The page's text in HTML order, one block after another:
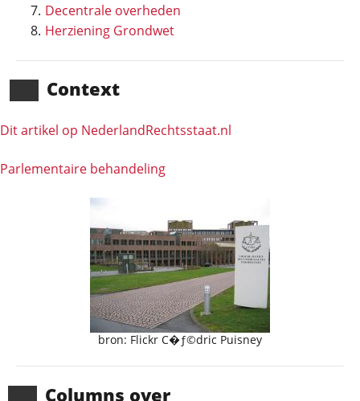
Decentrale overheden
Herziening Grondwet
Context
Dit artikel op NederlandRechts­staat.nl
Parlementaire behandeling
bron: Flickr C�ƒ©dric Puisney
Columns over